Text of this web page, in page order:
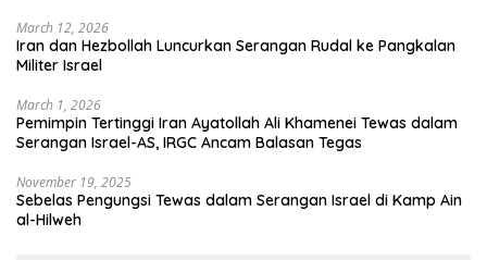
March 12, 2026
Iran dan Hezbollah Luncurkan Serangan Rudal ke Pangkalan
Militer Israel
March 1, 2026
Pemimpin Tertinggi Iran Ayatollah Ali Khamenei Tewas dalam
Serangan Israel-AS, IRGC Ancam Balasan Tegas
November 19, 2025
Sebelas Pengungsi Tewas dalam Serangan Israel di Kamp Ain
al-Hilweh